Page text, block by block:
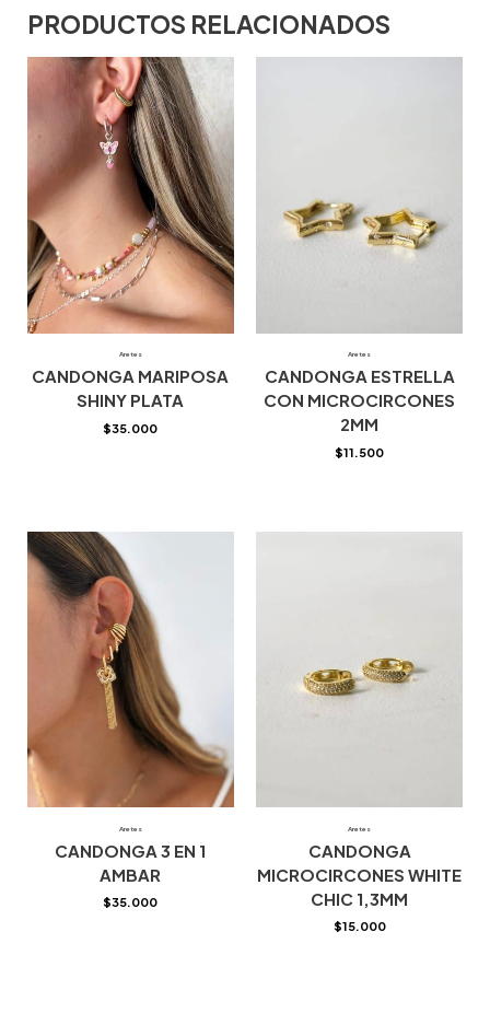
PRODUCTOS RELACIONADOS
Aretes
CANDONGA MARIPOSA
SHINY PLATA
$35.000
Aretes
CANDONGA ESTRELLA
CON MICROCIRCONES
2MM
$11.500
Aretes
CANDONGA 3 EN 1
AMBAR
$35.000
Aretes
CANDONGA
MICROCIRCONES WHITE
CHIC 1,3MM
$15.000